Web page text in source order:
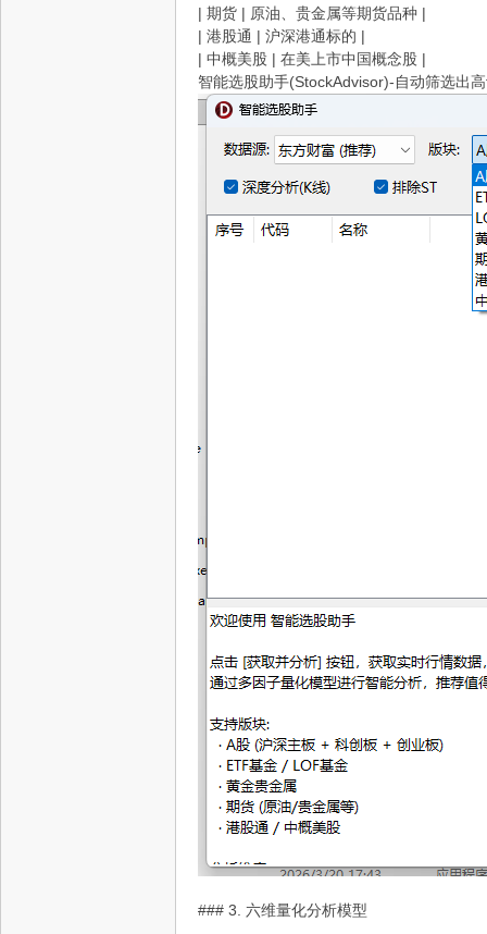
| 期货 | 原油、贵金属等期货品种 |
| 港股通 | 沪深港通标的 |
| 中概美股 | 在美上市中国概念股 |
智能选股助手(StockAdvisor)-自动筛选出
### 3. 六维量化分析模型